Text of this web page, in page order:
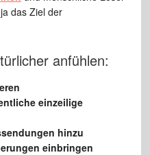
das Ziel der
anfühlen:
einzeilige
hinzu
einbringen